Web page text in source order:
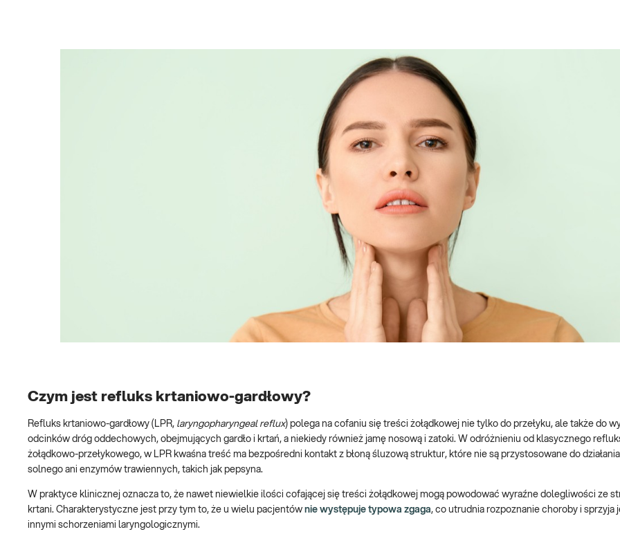
Czym jest refluks krtaniowo-gardłowy?
Refluks krtaniowo-gardłowy (LPR, laryngopharyngeal reflux) polega na cofaniu się treści żołądkowej nie tylko do przełyku, ale także do
odcinków dróg oddechowych, obejmujących gardło i krtań, a niekiedy również jamę nosową i zatoki. W odróżnieniu od klasycznego
żołądkowo-przełykowego, w LPR kwaśna treść ma bezpośredni kontakt z błoną śluzową struktur, które nie są przystosowane do
solnego ani enzymów trawiennych, takich jak pepsyna.
W praktyce klinicznej oznacza to, że nawet niewielkie ilości cofającej się treści żołądkowej mogą powodować wyraźne dolegliwości ze
krtani. Charakterystyczne jest przy tym to, że u wielu pacjentów nie występuje typowa zgaga, co utrudnia rozpoznanie choroby i sprzyja
innymi schorzeniami laryngologicznymi.